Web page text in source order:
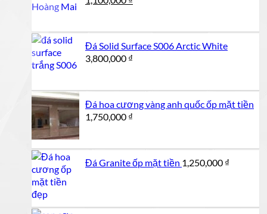
1,100,000 ₫.
Đá Solid Surface S006 Arctic White
3,800,000 ₫
Đá hoa cương vàng anh quốc ốp mặt tiền
1,750,000 ₫
Đá Granite ốp mặt tiền 1,250,000 ₫